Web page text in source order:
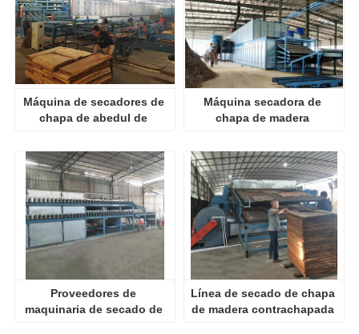
Máquina de secadores de
chapa de abedul de
Máquina secadora de
chapa de madera
Proveedores de
maquinaria de secado de
Línea de secado de chapa
de madera contrachapada